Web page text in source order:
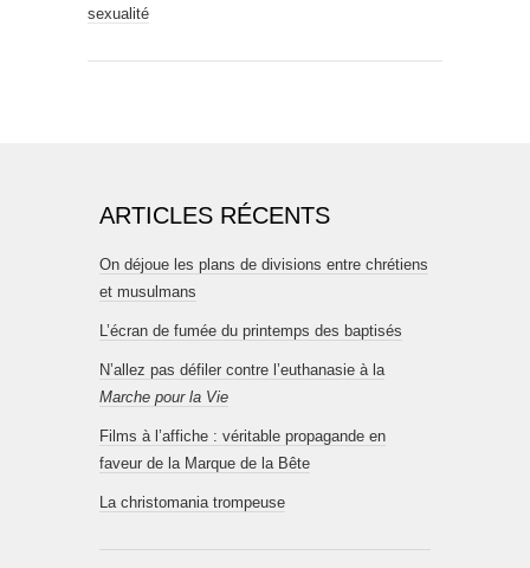
sexualité
ARTICLES RÉCENTS
On déjoue les plans de divisions entre chrétiens
et musulmans
L’écran de fumée du printemps des baptisés
N’allez pas défiler contre l’euthanasie à la
Marche pour la Vie
Films à l’affiche : véritable propagande en
faveur de la Marque de la Bête
La christomania trompeuse